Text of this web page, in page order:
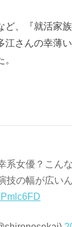
ど、『就活家
江さんの幸薄
系女優？こん
技の幅が広い